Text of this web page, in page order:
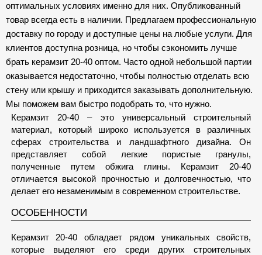
оптимальных условиях именно для них. Опубликованный
товар всегда есть в наличии. Предлагаем профессиональную
доставку по городу и доступные цены на любые услуги. Для
клиентов доступна розница, но чтобы сэкономить лучше
брать керамзит 20-40 оптом. Часто одной небольшой партии
оказывается недостаточно, чтобы полностью отделать всю
стену или крышу и приходится заказывать дополнительную.
Мы поможем вам быстро подобрать то, что нужно.
Керамзит 20-40 – это универсальный строительный
материал, который широко используется в различных
сферах строительства и ландшафтного дизайна. Он
представляет собой легкие пористые гранулы,
полученные путем обжига глины. Керамзит 20-40
отличается высокой прочностью и долговечностью, что
делает его незаменимым в современном строительстве.
ОСОБЕННОСТИ
Керамзит 20-40 обладает рядом уникальных свойств,
которые выделяют его среди других строительных